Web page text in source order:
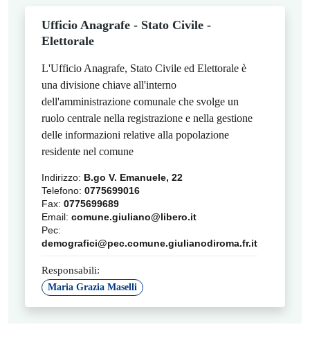
Ufficio Anagrafe - Stato Civile -
Elettorale
L'Ufficio Anagrafe, Stato Civile ed Elettorale è
una divisione chiave all'interno
dell'amministrazione comunale che svolge un
ruolo centrale nella registrazione e nella gestione
delle informazioni relative alla popolazione
residente nel comune
Indirizzo: B.go V. Emanuele, 22
Telefono: 0775699016
Fax: 0775699689
Email: comune.giuliano@libero.it
Pec:
demografici@pec.comune.giulianodiroma.fr.it
Responsabili:
Maria Grazia Maselli